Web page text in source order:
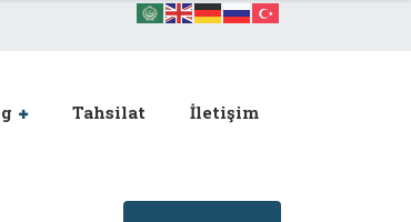
Tahsilat İletişim